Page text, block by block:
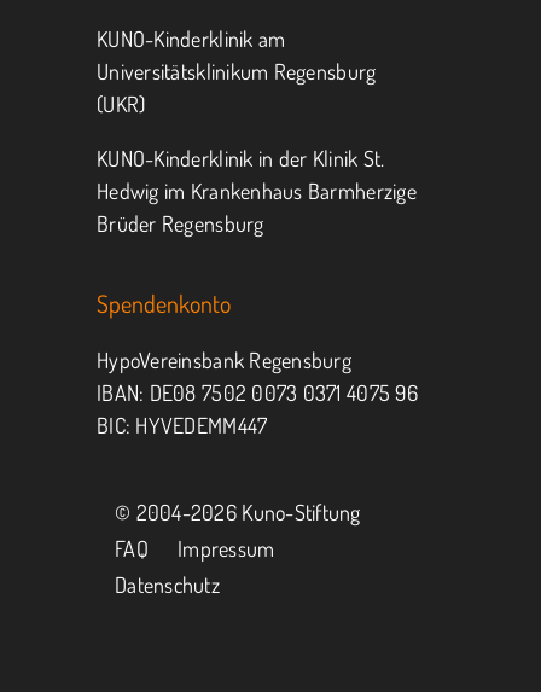
KUNO-Kinderklinik am
Universitätsklinikum Regensburg
(UKR)
KUNO-Kinderklinik in der Klinik St.
Hedwig im Krankenhaus Barmherzige
Brüder Regensburg
Spendenkonto
HypoVereinsbank Regensburg
IBAN: DE08 7502 0073 0371 4075 96
BIC: HYVEDEMM447
© 2004-2026 Kuno-Stiftung
FAQ
Impressum
Datenschutz